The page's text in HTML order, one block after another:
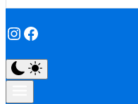
Instagram
Facebook